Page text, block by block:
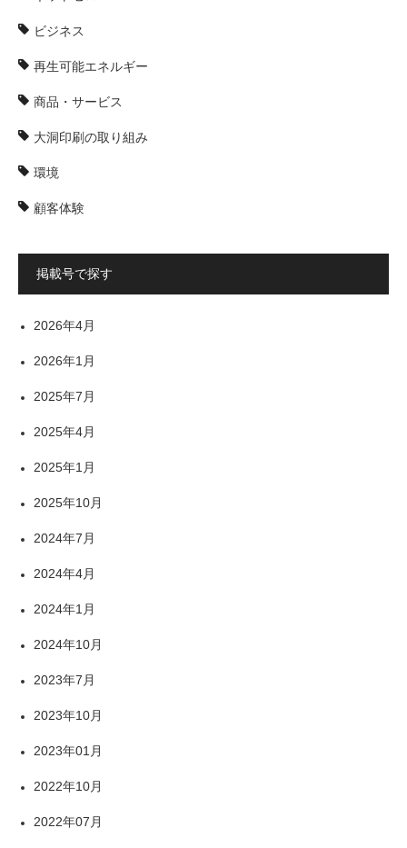
ビジネス
再生可能エネルギー
商品・サービス
大洞印刷の取り組み
環境
顧客体験
掲載号で探す
2026年4月
2026年1月
2025年7月
2025年4月
2025年1月
2025年10月
2024年7月
2024年4月
2024年1月
2024年10月
2023年7月
2023年10月
2023年01月
2022年10月
2022年07月